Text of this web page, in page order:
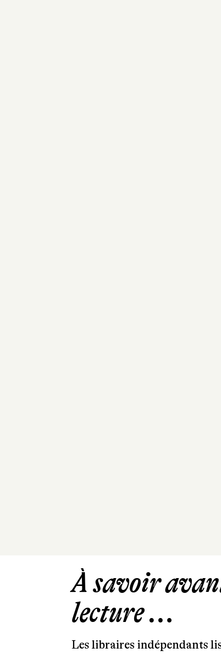
À savoir
lecture ...
Les libraires indépendants